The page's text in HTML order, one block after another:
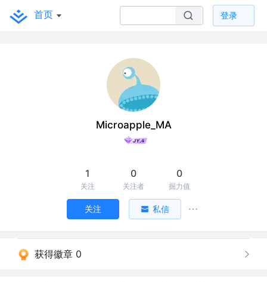
首页 登录
Microapple_MA
1
关注
0
关注者
0
掘力值
关注 私信
获得徽章 0